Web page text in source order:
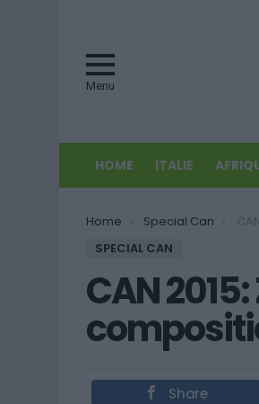
Menu
HOME ITALIE
You are here:
Home Special Can
CAN
SPECIAL CAN
CAN
Share